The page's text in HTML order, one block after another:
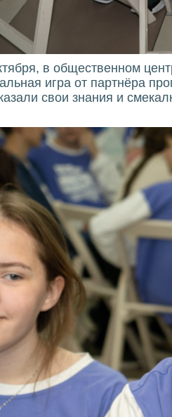
в общественном
игра от партнёра
свои знания и